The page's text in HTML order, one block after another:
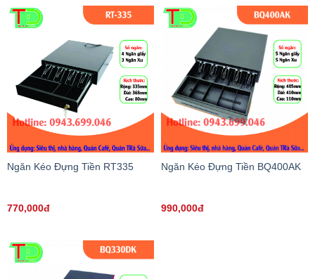
Ngăn Kéo Đựng Tiền RT335
770,000đ
Ngăn Kéo Đựng Tiền BQ400AK
990,000đ